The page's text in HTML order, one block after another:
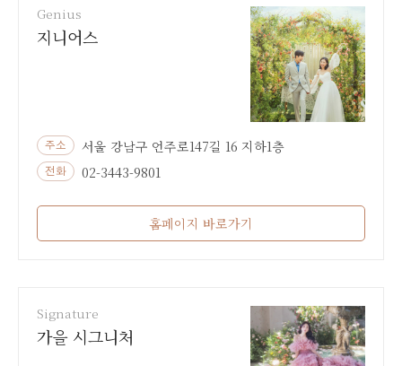
Genius
지니어스
주소 서울 강남구 언주로147길 16 지하1층
전화 02-3443-9801
홈페이지 바로가기
Signature
가을 시그니처